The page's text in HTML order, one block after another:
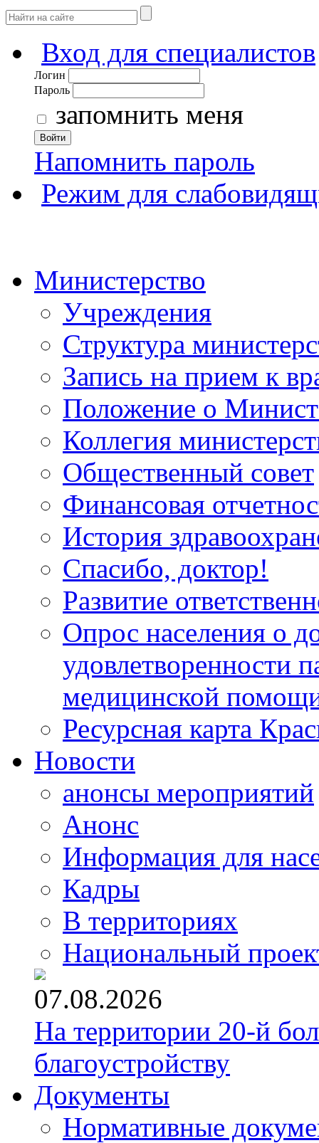
Вход для специалистов
Логин
Пароль
запомнить меня
Войти
Напомнить пароль
Режим для
Министерство
Учреждения
Структура
Запись на прием к
Положение о
Коллегия
Общественный совет
Финансовая
История
Спасибо, доктор!
Развитие
Опрос населения о
удовлетворенности
медицинской
Ресурсная карта
Новости
анонсы мероприятий
Анонс
Информация для
Кадры
В территориях
Национальный
07.08.2026
На территории 20-й
благоустройству
Документы
Нормативные